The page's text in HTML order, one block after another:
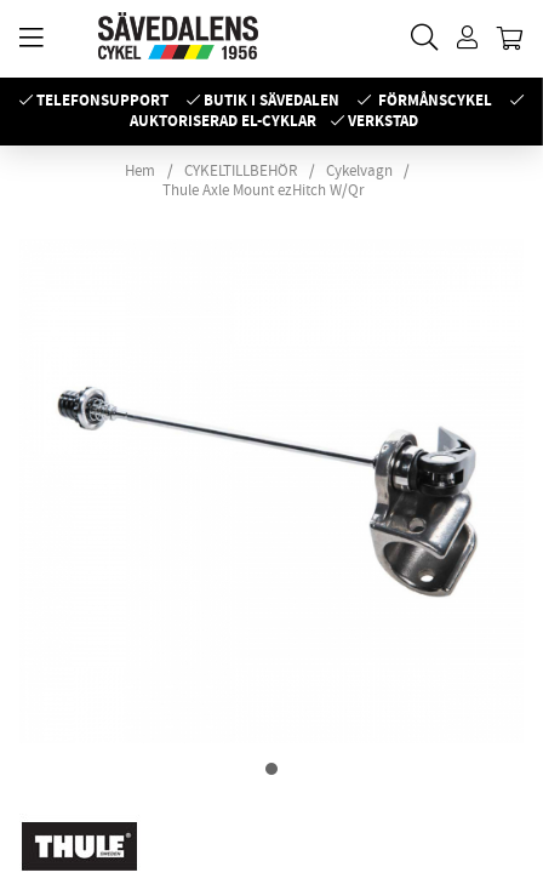
TELEFONSUPPORT BUTIK I SÄVEDALEN
FÖRMÅNSCYKEL
AUKTORISERAD EL-CYKLAR
VERKSTAD
Hem CYKELTILLBEHÖR
Cykelvagn
Thule Axle Mount ezHitch W/Qr